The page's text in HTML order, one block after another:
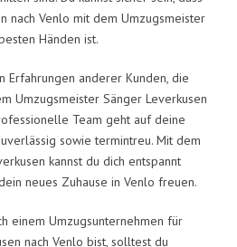
nach Venlo mit dem Umzugsmeister
Händen ist.
anderer Kunden, die
Umzugsmeister Sänger Leverkusen
Team geht auf deine
sowie termintreu. Mit dem
kannst du dich entspannt
neues Zuhause in Venlo freuen.
einem Umzugsunternehmen für
nach Venlo bist, solltest du